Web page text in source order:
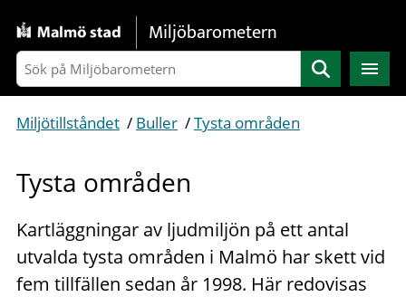
Gå direkt till sidans innehåll
Miljöbarometern
Sök
Miljötillståndet / Buller /Tysta områden
Tysta områden
Kartläggningar av ljudmiljön på ett antal
utvalda tysta områden i Malmö har skett vid
fem tillfällen sedan år 1998. Här redovisas